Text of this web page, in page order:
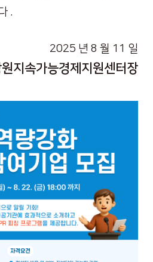
.
2025 년 8 월 11 일
지속가능경제지원센터장